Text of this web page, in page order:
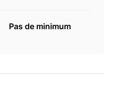
Pas de minimum